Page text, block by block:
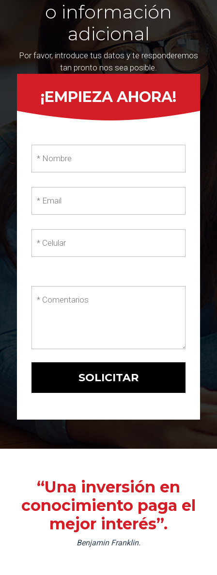
o información
adicional
Por favor, introduce tus datos y te responderemos
tan pronto nos sea posible.
¡EMPIEZA AHORA!
“Una inversión en
conocimiento paga el
mejor interés”.
Benjamin Franklin.